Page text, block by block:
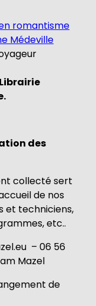
des
collecté sert
de nos
et techniciens,
etc..
– 06 56
Mazel
de